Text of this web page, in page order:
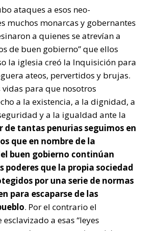
ataques a esos neo-
muchos monarcas y gobernantes
a quienes se atrevían a
de buen gobierno” que ellos
la iglesia creó la Inquisición para
ateos, pervertidos y brujas.
vidas para que nosotros
a la existencia, a la dignidad, a
y a la igualdad ante la
de tantas penurias seguimos en
que en nombre de la
buen gobierno continúan
poderes que la propia sociedad
por una serie de normas
para escaparse de las
. Por el contrario el
a esas “leyes